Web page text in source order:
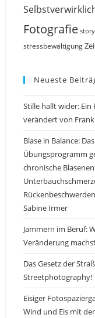
Fotografie
stressbewältigung
Neueste
Stille hallt wider: Ein
verändert von
Blase in Balance:
Übungsprogramm
chronische
Sabine Irmer
Jammern im Beruf:
Veränderung
Das Gesetz der
Streetphotography!
Eisiger
Wind und Eis mit